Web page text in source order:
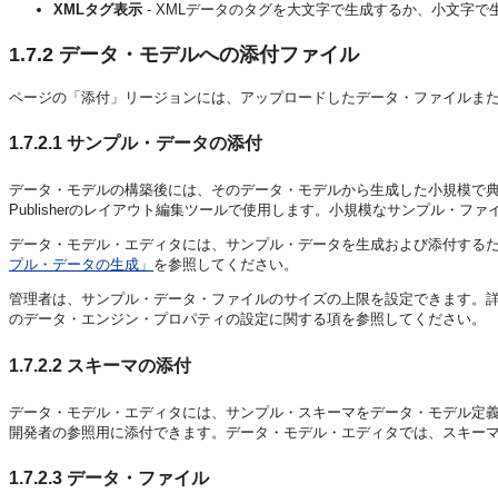
XMLタグ表示 - XMLデータのタグを大文字で生成するか、小文字
1.7.2 データ・モデルへの添付ファイル
ページの「添付」リージョンには、アップロードしたデータ・ファイル
1.7.2.1 サンプル・データの添付
データ・モデルの構築後には、そのデータ・モデルから生成した小規模
Publisherのレイアウト編集ツールで使用します。小規模なサンプル・フ
データ・モデル・エディタには、サンプル・データを生成および添付する
プル・データの生成」 を参照してください。
管理者は、サンプル・データ・ファイルのサイズの上限を設定できます。
のデータ・エンジン・プロパティの設定に関する項を参照してください。
1.7.2.2 スキーマの添付
データ・モデル・エディタには、サンプル・スキーマをデータ・モデル
開発者の参照用に添付できます。データ・モデル・エディタでは、スキー
1.7.2.3 データ・ファイル